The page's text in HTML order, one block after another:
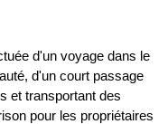
d'un voyage dans le
d'un court passage
et transportant des
pour les propriétaires